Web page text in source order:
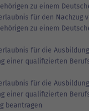
zu einem
für den Nachzug
zu einem
für die
einer qualifizierten
für die
einer qualifizierten
beantragen